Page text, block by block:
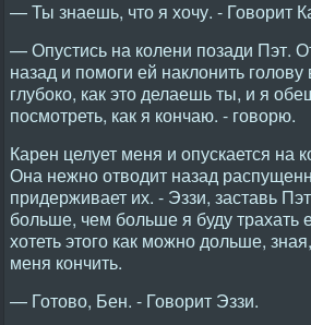
— Ты знаешь, что я хочу. - Говорит
— Опустись на колени позади Пэт.
назад и помоги ей наклонить голову
глубоко, как это делаешь ты, и я
посмотреть, как я кончаю. - говорю.
Карен целует меня и опускается на
Она нежно отводит назад
придерживает их. - Эззи, заставь
больше, чем больше я буду трахать
хотеть этого как можно дольше,
меня кончить.
— Готово, Бен. - Говорит Эззи.